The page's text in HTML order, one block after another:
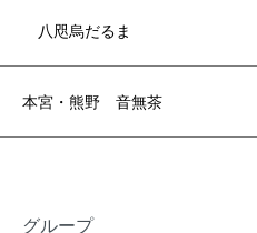
八咫烏だるま
本宮・熊野 音無茶
グループ